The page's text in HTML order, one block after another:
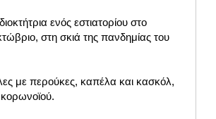
ενός εστιατορίου στο
στη σκιά της πανδημίας του
με περούκες, καπέλα και κασκόλ,
κορωνοϊού.